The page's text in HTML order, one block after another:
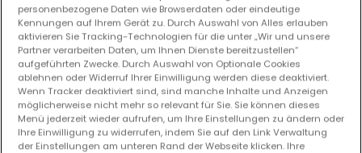
personenbezogene Daten wie Browserdaten oder eindeutige
Kennungen auf Ihrem Gerät zu. Durch Auswahl von Alles erlauben
aktivieren Sie Tracking-Technologien für die unter „Wir und unsere
Partner verarbeiten Daten, um Ihnen Dienste bereitzustellen“
aufgeführten Zwecke. Durch Auswahl von Optionale Cookies
ablehnen oder Widerruf Ihrer Einwilligung werden diese deaktiviert.
Wenn Tracker deaktiviert sind, sind manche Inhalte und Anzeigen
möglicherweise nicht mehr so relevant für Sie. Sie können dieses
Menü jederzeit wieder aufrufen, um Ihre Einstellungen zu ändern oder
Ihre Einwilligung zu widerrufen, indem Sie auf den Link Verwaltung
der Einstellungen am unteren Rand der Webseite klicken. Ihre